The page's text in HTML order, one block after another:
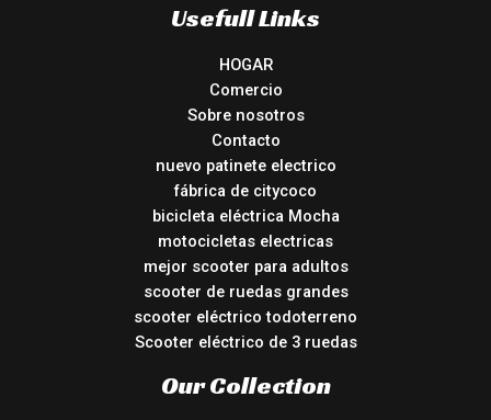
Usefull Links
HOGAR
Comercio
Sobre nosotros
Contacto
nuevo patinete electrico
fábrica de citycoco
bicicleta eléctrica Mocha
motocicletas electricas
mejor scooter para adultos
scooter de ruedas grandes
scooter eléctrico todoterreno
Scooter eléctrico de 3 ruedas
Our Collection